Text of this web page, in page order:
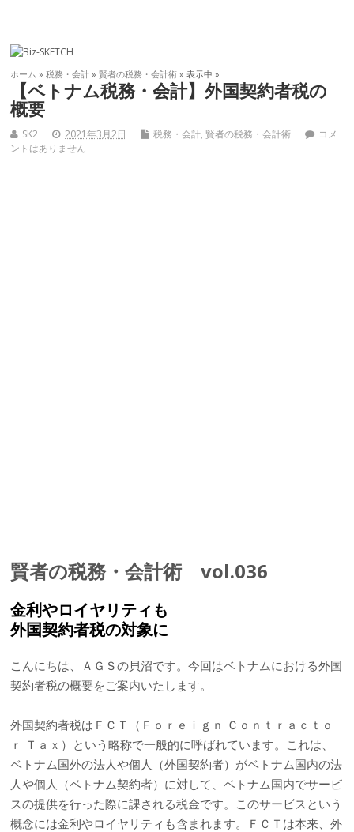
ホーム »税務・会計 »賢者の税務・会計術 » 表示中 »
【ベトナム税務・会計】外国契約者税の
概要
SK2 2021年3月2日 税務・会計, 賢者の税務・会計術
コメ
ントはありません
賢者の税務・会計術 vol.036
金利やロイヤリティも
外国契約者税の対象に
こんにちは、ＡＧＳの貝沼です。今回はベトナムにおける外国
契約者税の概要をご案内いたします。
外国契約者税はＦＣＴ（Ｆｏｒｅｉｇｎ Ｃｏｎｔｒａｃｔｏ
ｒ Ｔａｘ）という略称で一般的に呼ばれています。これは、
ベトナム国外の法人や個人（外国契約者）がベトナム国内の法
人や個人（ベトナム契約者）に対して、ベトナム国内でサービ
スの提供を行った際に課される税金です。このサービスという
概念には金利やロイヤリティも含まれます。ＦＣＴは本来、外